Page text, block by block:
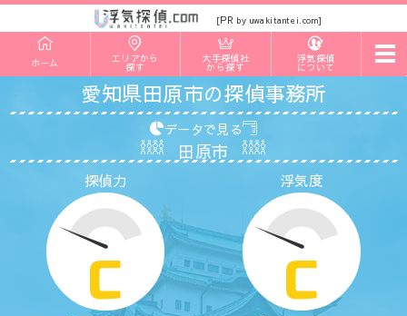
[PR by uwakitantei.com]
ホーム エリアから
探す
大手探偵社
から探す
浮気探偵
について
t
o
g
v
愛知県田原市の探偵事務所
探偵力
C
浮気度
C
データで見る
田原市